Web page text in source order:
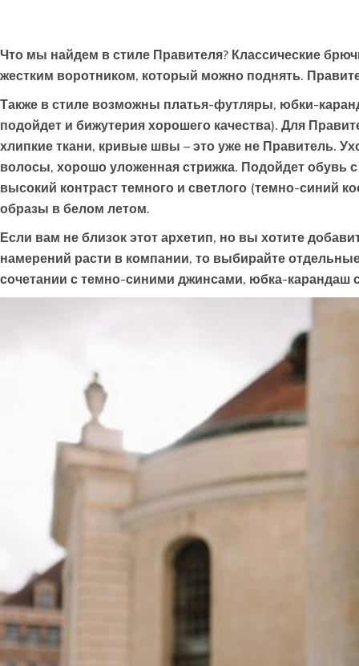
Что мы найдем в стиле Правителя? Классические
жестким воротником, который можно поднять.
Также в стиле возможны платья-футляры, юбки-
подойдет и бижутерия хорошего качества). Для
хлипкие ткани, кривые швы – это уже не Правитель.
волосы, хорошо уложенная стрижка. Подойдет обувь
высокий контраст темного и светлого (темно-синий
образы в белом летом.
Если вам не близок этот архетип, но вы хотите
намерений расти в компании, то выбирайте
сочетании с темно-синими джинсами, юбка-карандаш